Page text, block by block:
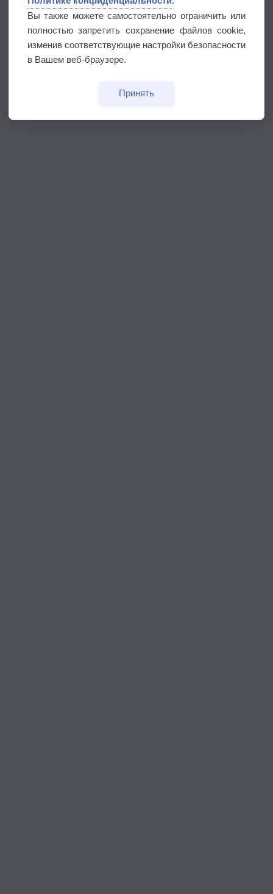
Вы также можете самостоятельно ограничить или
полностью запретить сохранение файлов cookie,
изменив соответствующие настройки безопасности
в Вашем веб-браузере.
Принять